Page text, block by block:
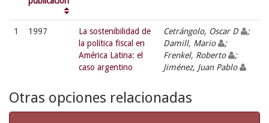
1 1997
La sostenibilidad de
la política fiscal en
América Latina: el
caso argentino
Cetrángolo, Oscar D
;
Damill, Mario
;
Frenkel, Roberto
;
Jiménez, Juan Pablo
Otras opciones relacionadas